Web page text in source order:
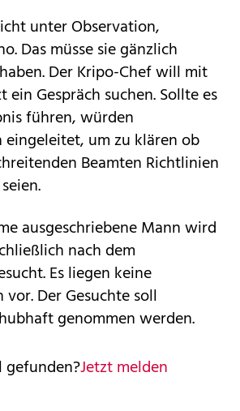
unter Observation,
Das müsse sie gänzlich
Der Kripo-Chef will mit
Gespräch suchen. Sollte es
führen, würden
eingeleitet, um zu klären ob
Beamten Richtlinien
ausgeschriebene Mann wird
nach dem
Es liegen keine
Der Gesuchte soll
genommen werden.
gefunden?Jetzt melden